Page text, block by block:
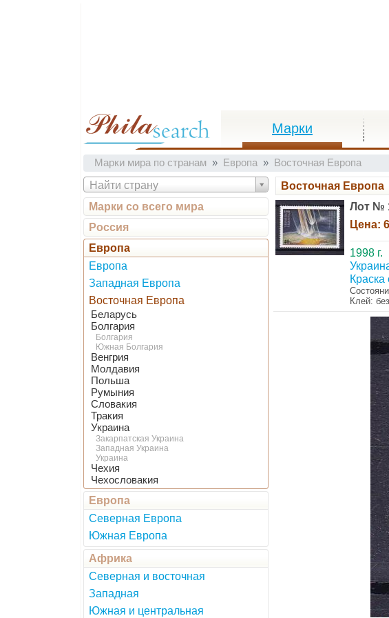
Марки
Марки мира по странам Европа Восточная Европа
Найти страну
Марки со всего мира
Россия
Европа
Европа
Западная Европа
Восточная Европа
Беларусь
Болгария
Болгария
Южная Болгария
Венгрия
Молдавия
Польша
Румыния
Словакия
Тракия
Украина
Закарпатская Украина
Западная Украина
Украина
Чехия
Чехословакия
Европа
Северная Европа
Южная Европа
Африка
Северная и восточная
Западная
Южная и центральная
Восточная Европа
Лот №
Цена:
1998 г.
Краска
Клей: